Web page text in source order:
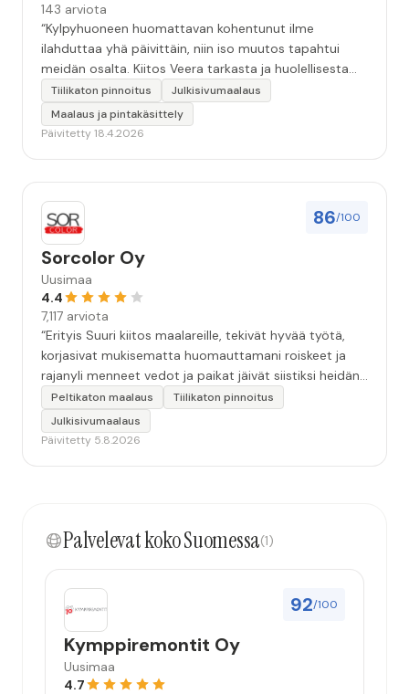
143 arviota
“Kylpyhuoneen huomattavan kohentunut ilme
ilahduttaa yhä päivittäin, niin iso muutos tapahtui
meidän osalta. Kiitos Veera tarkasta ja huolellisesta
työstä, sekä ystävällisestä palvelusta!”
Tiilikaton pinnoitus
Julkisivumaalaus
Maalaus ja pintakäsittely
Päivitetty 18.4.2026
86/100
Sorcolor Oy
Uusimaa
4.4
7,117 arviota
“Erityis Suuri kiitos maalareille, tekivät hyvää työtä,
korjasivat mukisematta huomauttamani roiskeet ja
rajanyli menneet vedot ja paikat jäivät siistiksi heidän
lähtönsä jälkeen.”
Peltikaton maalaus
Tiilikaton pinnoitus
Julkisivumaalaus
Päivitetty 5.8.2026
Palvelevat koko Suomessa(1)
92/100
Kymppiremontit Oy
Uusimaa
4.7